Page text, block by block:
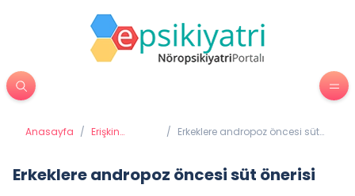
Anasayfa / Erişkin
/ Erkeklere andropoz öncesi süt
Erkeklere andropoz öncesi süt önerisi